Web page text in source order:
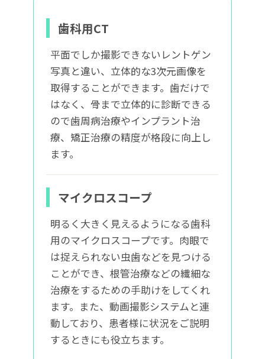
歯科用CT
平面でしか撮影できないレントゲン
写真と違い、立体的な3次元画像を
取得することができます。歯だけで
はなく、骨まで立体的に診断できる
ので歯周病治療やインプラント治
療、矯正治療の精度が格段に向上し
ます。
マイクロスコープ
明るく大きく見えるようになる歯科
用のマイクロスコープです。肉眼で
は捉えられない虫歯などを見つける
ことができ、根管治療などの繊細な
治療をするための手助けをしてくれ
ます。また、動画撮影システムと連
動しており、患者様に状況をご説明
するときにも役立ちます。